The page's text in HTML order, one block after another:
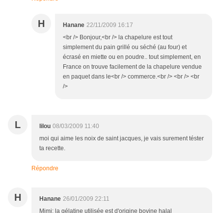
H Hanane 22/11/2009 16:17
<br /> Bonjour,<br /> la chapelure est tout
simplement du pain grillé ou séché (au four) et
écrasé en miette ou en poudre.. tout simplement, en
France on trouve facilement de la chapelure vendue
en paquet dans le<br /> commerce.<br /> <br /> <br
/>
L lilou 08/03/2009 11:40
moi qui aime les noix de saint jacques, je vais surement téster
ta recette.
Répondre
H Hanane 26/01/2009 22:11
Mimi: la gélatine utilisée est d'origine bovine halal